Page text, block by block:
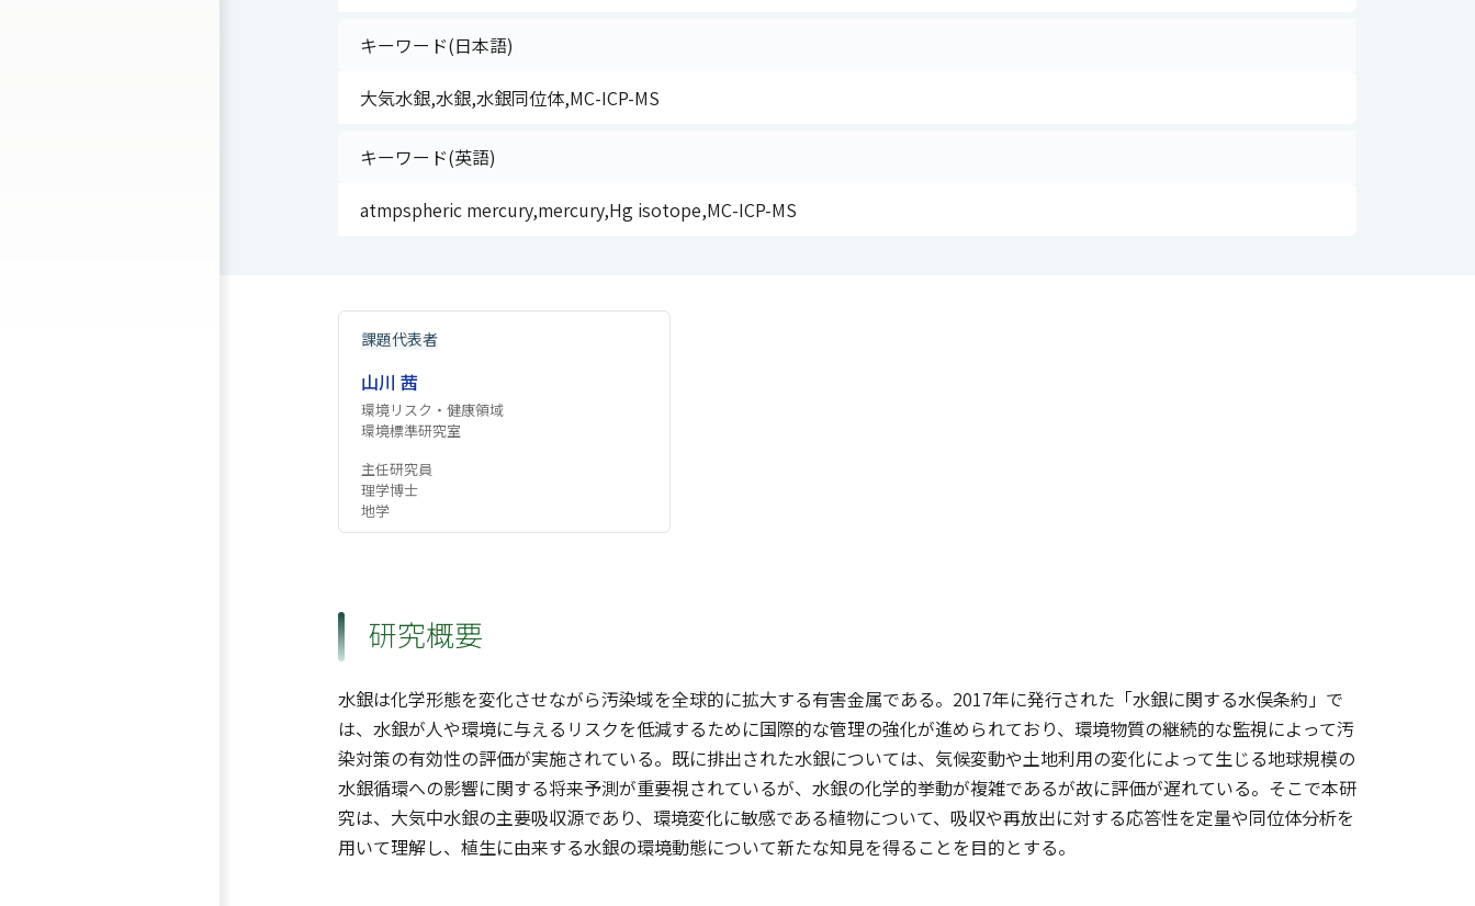
キーワード(日本語)
大気水銀,水銀,水銀同位体,MC-ICP-MS
キーワード(英語)
atmpspheric mercury,mercury,Hg isotope,MC-ICP-MS
課題代表者
山川 茜
環境リスク・健康領域
環境標準研究室
主任研究員
理学博士
地学
研究概要
水銀は化学形態を変化させながら汚染域を全球的に拡大する有害金属である。2017年に発行された「水銀に関する水俣条約」で
は、水銀が人や環境に与えるリスクを低減するために国際的な管理の強化が進められており、環境物質の継続的な監視によって汚
染対策の有効性の評価が実施されている。既に排出された水銀については、気候変動や土地利用の変化によって生じる地球規模の
水銀循環への影響に関する将来予測が重要視されているが、水銀の化学的挙動が複雑であるが故に評価が遅れている。そこで本研
究は、大気中水銀の主要吸収源であり、環境変化に敏感である植物について、吸収や再放出に対する応答性を定量や同位体分析を
用いて理解し、植生に由来する水銀の環境動態について新たな知見を得ることを目的とする。